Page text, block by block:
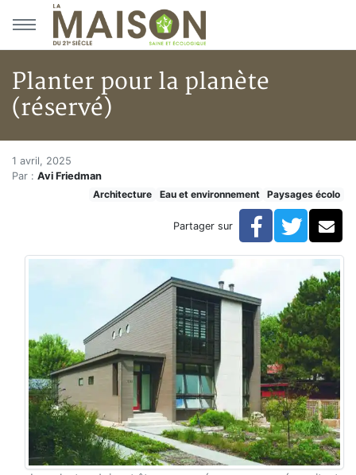
Aller au menu principal
Aller au contenu principal
Planter pour la planète
(réservé)
Accueil
Articles
Eau et environnement
Planter pour la planète
1 avril, 2025
Par : Avi Friedman
Architecture
Eau et environnement Paysages écolo
Partager sur Facebook